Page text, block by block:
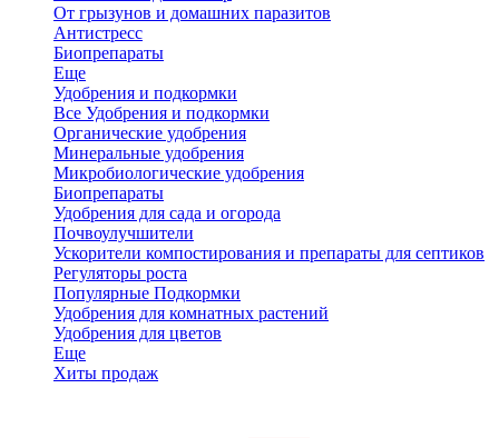
От грызунов и домашних паразитов
Антистресс
Биопрепараты
Еще
Удобрения и подкормки
Все Удобрения и подкормки
Органические удобрения
Минеральные удобрения
Микробиологические удобрения
Биопрепараты
Удобрения для сада и огорода
Почвоулучшители
Ускорители компостирования и препараты для септиков
Регуляторы роста
Популярные Подкормки
Удобрения для комнатных растений
Удобрения для цветов
Еще
Хиты продаж